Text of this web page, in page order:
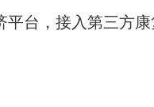
台，接入第三方